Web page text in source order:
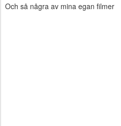
Och så några av mina egan filmer